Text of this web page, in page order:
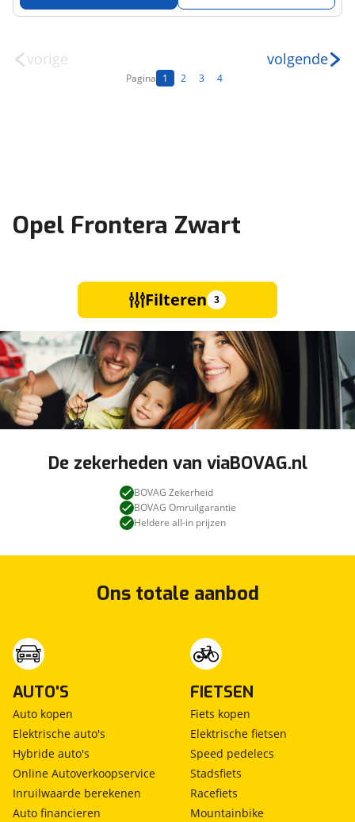
vorige
Pagina 1 2 3 4
volgende
Opel Frontera Zwart
Filteren 3
De zekerheden van viaBOVAG.nl
BOVAG Zekerheid
BOVAG Omruilgarantie
Heldere all-in prijzen
Ons totale aanbod
AUTO'S
Auto kopen
Elektrische auto's
Hybride auto's
Online Autoverkoopservice
Inruilwaarde berekenen
Auto financieren
FIETSEN
Fiets kopen
Elektrische fietsen
Speed pedelecs
Stadsfiets
Racefiets
Mountainbike